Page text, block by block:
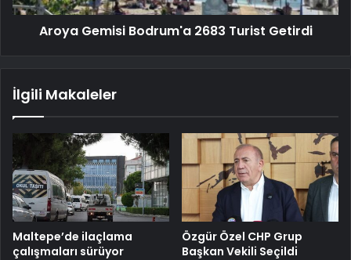
Aroya Gemisi Bodrum'a 2683 Turist Getirdi
İlgili Makaleler
Maltepe’de ilaçlama
çalışmaları sürüyor
Özgür Özel CHP Grup
Başkan Vekili Seçildi